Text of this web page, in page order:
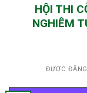
HỘI THI
NGHIÊM
ĐƯỢC ĐĂNG